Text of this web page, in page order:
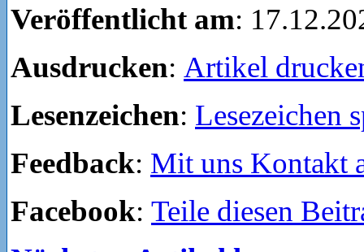
Veröffentlicht am:
Ausdrucken: Artikel
Lesenzeichen: Lesezeichen
Feedback: Mit uns Kontakt
Facebook: Teile diesen